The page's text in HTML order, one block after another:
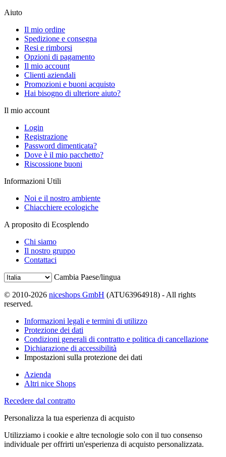
Aiuto
Il mio ordine
Spedizione e consegna
Resi e rimborsi
Opzioni di pagamento
Il mio account
Clienti aziendali
Promozioni e buoni acquisto
Hai bisogno di ulteriore aiuto?
Il mio account
Login
Registrazione
Password dimenticata?
Dove è il mio pacchetto?
Riscossione buoni
Informazioni Utili
Noi e il nostro ambiente
Chiacchiere ecologiche
A proposito di Ecosplendo
Chi siamo
Il nostro gruppo
Contattaci
Cambia Paese/lingua
© 2010-2026 niceshops GmbH (ATU63964918) - All rights
reserved.
Informazioni legali e termini di utilizzo
Protezione dei dati
Condizioni generali di contratto e politica di cancellazione
Dichiarazione di accessibilità
Impostazioni sulla protezione dei dati
Azienda
Altri nice Shops
Recedere dal contratto
Personalizza la tua esperienza di acquisto
Utilizziamo i cookie e altre tecnologie solo con il tuo consenso
individuale per offrirti un'esperienza di acquisto personalizzata.